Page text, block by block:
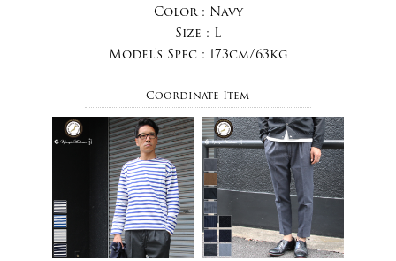
Color : Navy
Size : L
Model's Spec : 173cm/63kg
Coordinate Item